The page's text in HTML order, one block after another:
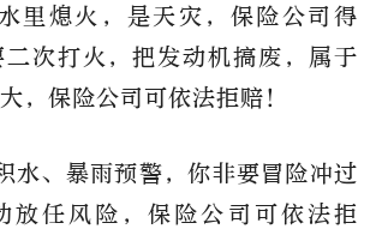
里熄火，是天灾，保险公司得
次打火，把发动机搞废，属于
，保险公司可依法拒赔！
、暴雨预警，你非要冒险冲过
放任风险，保险公司可依法拒